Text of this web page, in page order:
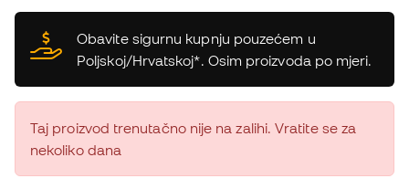
Obavite sigurnu kupnju pouzećem u
Poljskoj/Hrvatskoj*. Osim proizvoda po mjeri.
Taj proizvod trenutačno nije na zalihi. Vratite se za
nekoliko dana